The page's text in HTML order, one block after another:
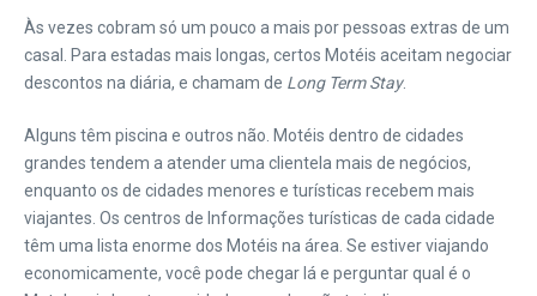
Às vezes cobram só um pouco a mais por pessoas extras de um
casal. Para estadas mais longas, certos Motéis aceitam negociar
descontos na diária, e chamam de Long Term Stay.
Alguns têm piscina e outros não. Motéis dentro de cidades
grandes tendem a atender uma clientela mais de negócios,
enquanto os de cidades menores e turísticas recebem mais
viajantes. Os centros de Informações turísticas de cada cidade
têm uma lista enorme dos Motéis na área. Se estiver viajando
economicamente, você pode chegar lá e perguntar qual é o